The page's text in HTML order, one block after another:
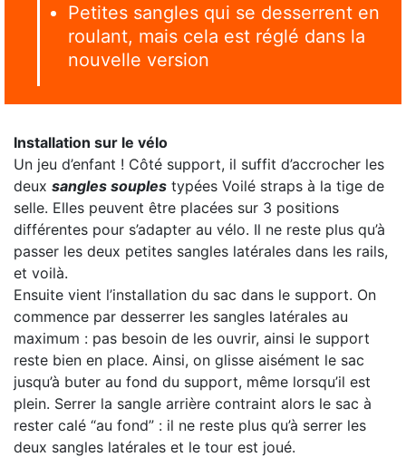
Petites sangles qui se desserrent en
roulant, mais cela est réglé dans la
nouvelle version
Installation sur le vélo
Un jeu d’enfant ! Côté support, il suffit d’accrocher les
deux sangles souples typées Voilé straps à la tige de
selle. Elles peuvent être placées sur 3 positions
différentes pour s’adapter au vélo. Il ne reste plus qu’à
passer les deux petites sangles latérales dans les rails,
et voilà.
Ensuite vient l’installation du sac dans le support. On
commence par desserrer les sangles latérales au
maximum : pas besoin de les ouvrir, ainsi le support
reste bien en place. Ainsi, on glisse aisément le sac
jusqu’à buter au fond du support, même lorsqu’il est
plein. Serrer la sangle arrière contraint alors le sac à
rester calé “au fond” : il ne reste plus qu’à serrer les
deux sangles latérales et le tour est joué.